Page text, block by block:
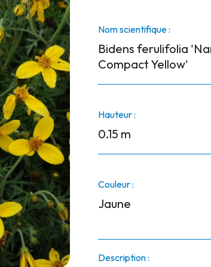
Nom scientifique :
Bidens ferulifolia
Compact Yellow'
Hauteur :
0.15 m
Couleur :
Jaune
Description :